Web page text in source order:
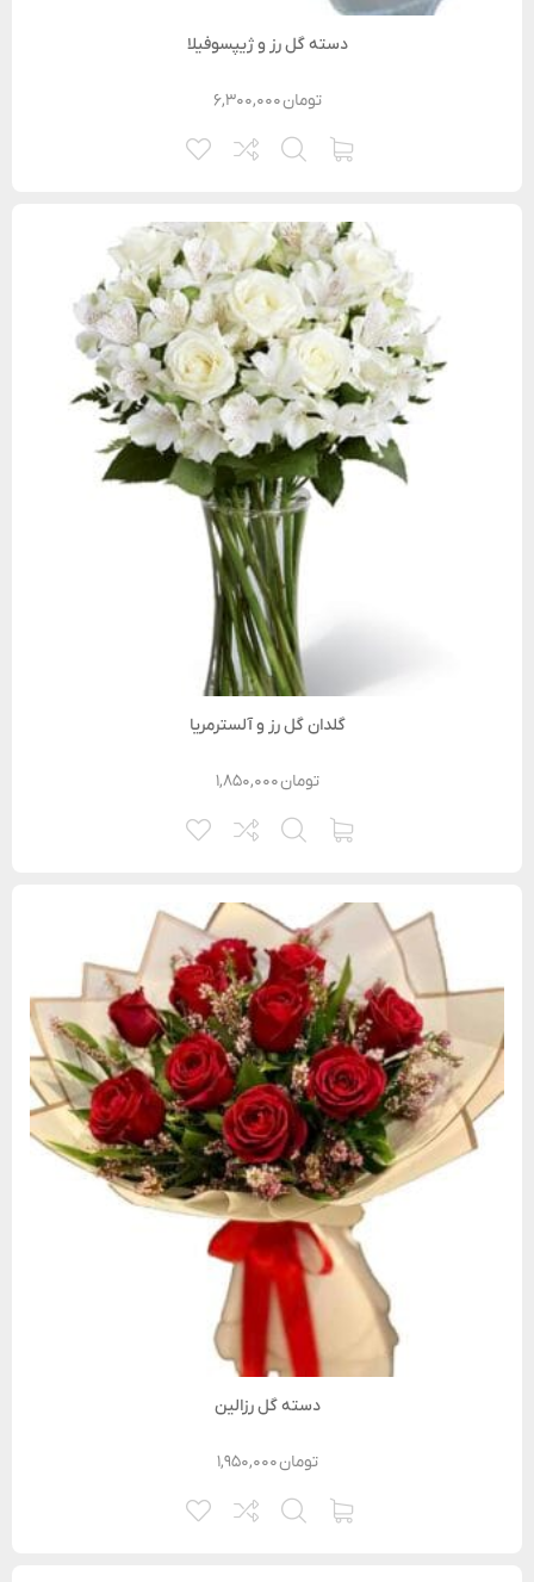
دسته گل رز و ژیپسوفیلا
۶,۳۰۰,۰۰۰تومان
گلدان گل رز و آلسترمریا
۱,۸۵۰,۰۰۰تومان
دسته گل رزالین
۱,۹۵۰,۰۰۰تومان